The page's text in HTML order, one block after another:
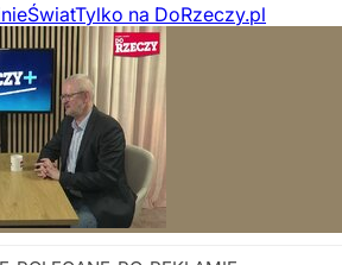
ŚwiatTylko na DoRzeczy.pl